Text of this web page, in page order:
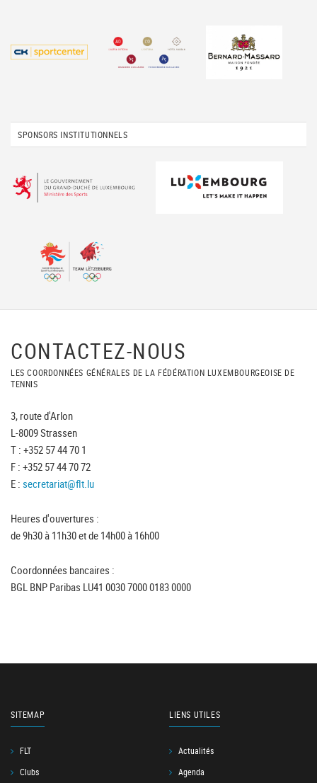
SPONSORS INSTITUTIONNELS
CONTACTEZ-NOUS
LES COORDONNÉES GÉNÉRALES DE LA FÉDÉRATION LUXEMBOURGEOISE DE
TENNIS
3, route d'Arlon
L-8009 Strassen
T : +352 57 44 70 1
F : +352 57 44 70 72
E : secretariat@flt.lu
Heures d'ouvertures :
de 9h30 à 11h30 et de 14h00 à 16h00
Coordonnées bancaires :
BGL BNP Paribas LU41 0030 7000 0183 0000
SITEMAP
FLT
Clubs
LIENS UTILES
Actualités
Agenda